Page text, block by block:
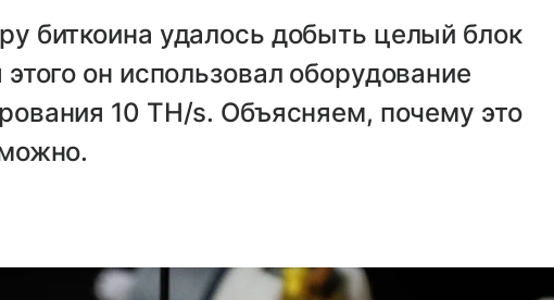
биткоина удалось добыть целый блок
он использовал оборудование
10 TH/s. Объясняем, почему это